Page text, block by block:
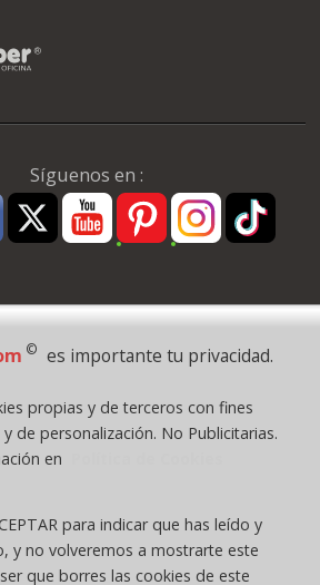
Síguenos en :
derechos reservados
de ©gruposelfpaper.org están gestionadas, y
de Valencia ( España ) CEE:
Folio 1, Sección 8, Hoja V-85203.
© es importante tu privacidad.
propias y de terceros con fines
de personalización. No Publicitarias.
en
para indicar que has leído y
y no volveremos a mostrarte este
que borres las cookies de este